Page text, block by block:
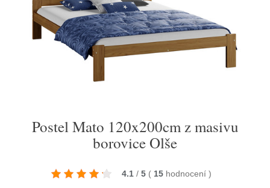
Postel Mato 120x200cm z masivu
borovice Olše
4.1 / 5 ( 15 hodnocení )